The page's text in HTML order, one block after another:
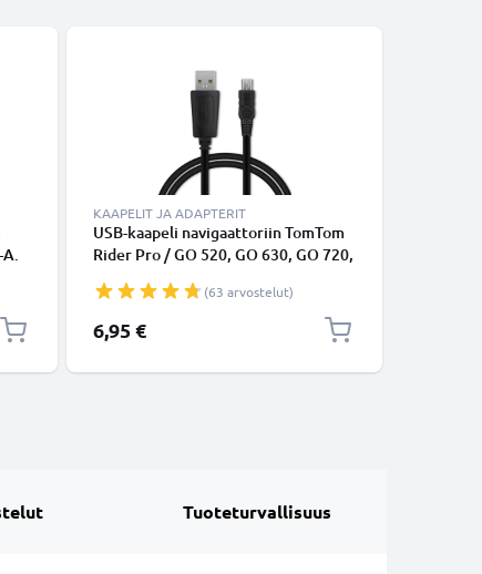
KAAPELIT JA ADAPTERIT
USB-kaapeli navigaattoriin TomTom
Rider Pro / GO 520, GO 630, GO 720,
5000 / Start - 1A, 1m latausjohto.
Musta PVC kaapeli
(63 arvostelut)
6,95 €
Tuoteturvallisuus